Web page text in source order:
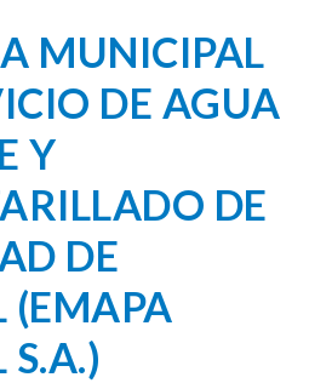
MUNICIPAL
DE AGUA
Y
DE
DE
(EMAPA